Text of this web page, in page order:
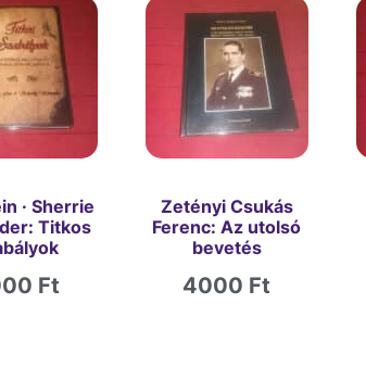
· Sherrie
Titkos
Ft
Zetényi Csukás
Ferenc: Az utolsó
bevetés
4000 Ft